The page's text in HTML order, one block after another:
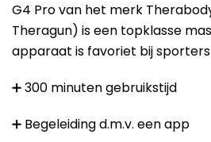
G4 Pro van het merk
Theragun) is een topklasse
apparaat is favoriet bij
➕ 300 minuten gebruikstijd
➕ Begeleiding d.m.v. een app